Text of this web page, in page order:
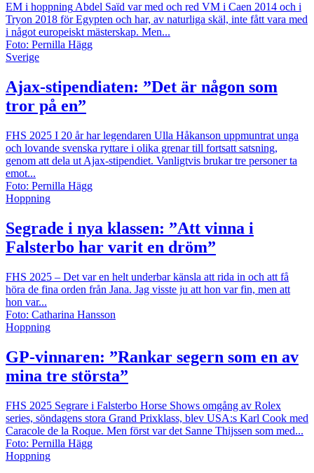
EM i hoppning Abdel Saïd var med och red VM i Caen 2014 och i
Tryon 2018 för Egypten och har, av naturliga skäl, inte fått vara med
i något europeiskt mästerskap. Men...
Foto: Pernilla Hägg
Sverige
Ajax-stipendiaten: ”Det är någon som
tror på en”
FHS 2025 I 20 år har legendaren Ulla Håkanson uppmuntrat unga
och lovande svenska ryttare i olika grenar till fortsatt satsning,
genom att dela ut Ajax-stipendiet. Vanligtvis brukar tre personer ta
emot...
Foto: Pernilla Hägg
Hoppning
Segrade i nya klassen: ”Att vinna i
Falsterbo har varit en dröm”
FHS 2025 – Det var en helt underbar känsla att rida in och att få
höra de fina orden från Jana. Jag visste ju att hon var fin, men att
hon var...
Foto: Catharina Hansson
Hoppning
GP-vinnaren: ”Rankar segern som en av
mina tre största”
FHS 2025 Segrare i Falsterbo Horse Shows omgång av Rolex
series, söndagens stora Grand Prixklass, blev USA:s Karl Cook med
Caracole de la Roque. Men först var det Sanne Thijssen som med...
Foto: Pernilla Hägg
Hoppning